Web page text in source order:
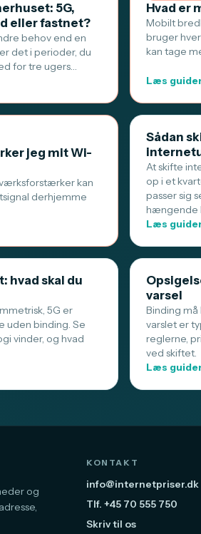
5G,
eller fastnet?
behov end en
det i perioder, du
for tre ugers…
Hvad er
Mobilt
bruger
kan tage
Læs
jeg mit Wi-
kan
derhjemme
Sådan
At skifte
op i et
passer sig
hængende
Læs
hvad skal du
5G er
uden binding. Se
vinder, og hvad
varsel
Binding må
varslet er
reglerne,
ved skiftet.
Læs
og
KONTAKT
info@internetpriser.dk
Tlf. +45 70 555 750
Skriv til os